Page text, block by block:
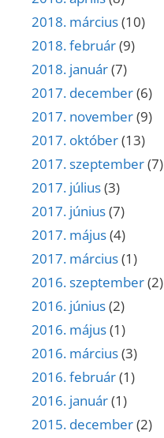
2018. március(10)
2018. február(9)
2018. január(7)
2017. december(6)
2017. november(9)
2017. október(13)
2017. szeptember(7)
2017. július(3)
2017. június(7)
2017. május(4)
2017. március(1)
2016. szeptember(2)
2016. június(2)
2016. május(1)
2016. március(3)
2016. február(1)
2016. január(1)
2015. december(2)